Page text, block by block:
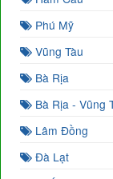
Phú Mỹ
Vũng Tàu
Bà Rịa
Bà Rịa - Vũng
Lâm Đồng
Đà Lạt